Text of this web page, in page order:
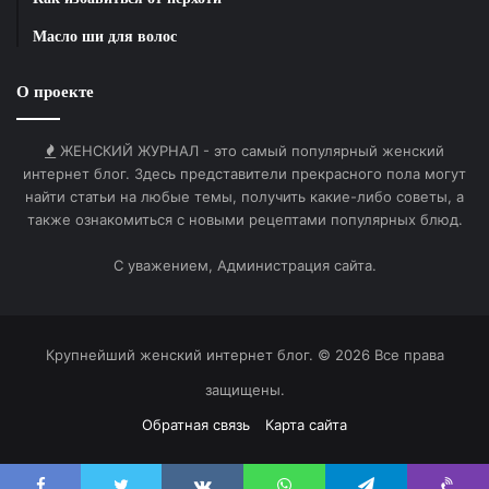
будет достаточно, один яичный желток и стакан
кефира. Все это хорошенько перемешайте. Такую
наносимый на корни должен быть равномерный.
Маску носите не более десяти минут. Маска может
немножко пощипывать не переживайте это
действие горчицы которая своими раздражающими
компонентами заставляет кровь притекать к
корням волос. По истечению времени смойте
маску теплой водицей шампунем и кондиционером
подорожника, ромашка, шалфей и душица.
Дозировка половина чайной ложки каждого
ингредиента. Хорошенько перемешать эти
Масло ши для волос
О проекте
ЖЕНСКИЙ ЖУРНАЛ - это самый популярный женский
интернет блог. Здесь представители прекрасного пола могут
найти статьи на любые темы, получить какие-либо советы, а
также ознакомиться с новыми рецептами популярных блюд.
С уважением, Администрация сайта.
Крупнейший женский интернет блог. © 2026 Все права
защищены.
Обратная связь
Карта сайта